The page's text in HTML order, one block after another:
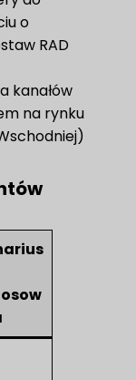
o
RAD
kanałów
na rynku